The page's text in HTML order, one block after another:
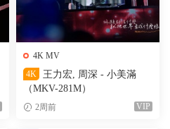
4K MV
4K
王力宏, 周深 - 小美滿
（MKV-281M）
2周前 VIP